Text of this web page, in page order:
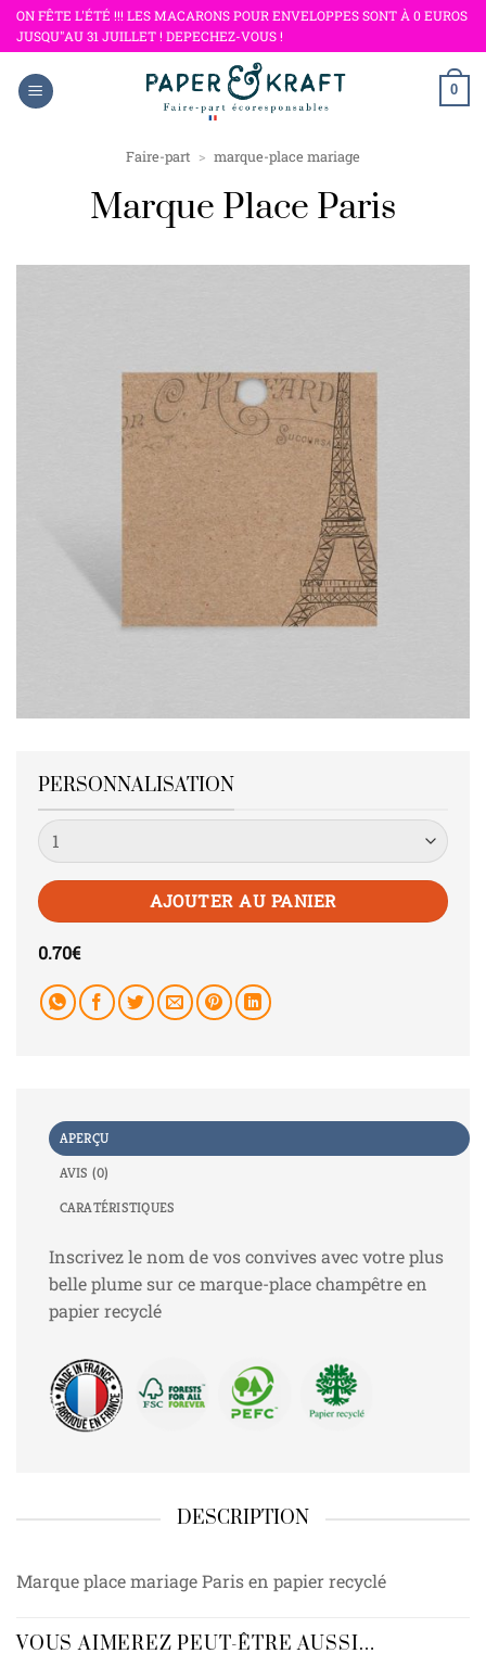
Passer
au
ON FÊTE L'ÉTÉ !!! LES MACARONS POUR ENVELOPPES SONT À 0 EUROS
JUSQU"AU 31 JUILLET ! DEPECHEZ-VOUS !
0
Faire-part > marque-place mariage
Marque Place Paris
PERSONNALISATION
Quantité
AJOUTER AU PANIER
0.70€
APERÇU
AVIS (0)
CARATÉRISTIQUES
Inscrivez le nom de vos convives avec votre plus
belle plume sur ce marque-place champêtre en
papier recyclé
DESCRIPTION
Marque place mariage Paris en papier recyclé
VOUS AIMEREZ PEUT-ÊTRE AUSSI…